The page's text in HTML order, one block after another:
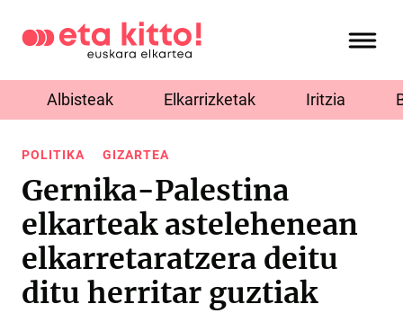
Albisteak Elkarrizketak Iritzia
POLITIKA GIZARTEA
Gernika-Palestina
elkarteak astelehenean
elkarretaratzera deitu
ditu herritar guztiak